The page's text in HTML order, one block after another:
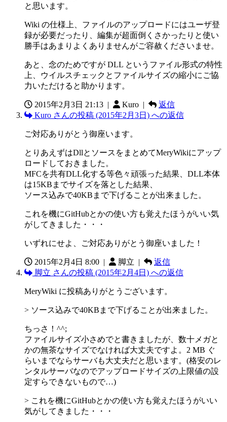
と思います。
Wiki の仕様上、ファイルのアップロードにはユーザ登
録が必要だったり、編集が超面倒くさかったりと使い
勝手はあまりよくありませんがご容赦くださいませ。
あと、念のためですが DLL というファイル形式の特性
上、ウイルスチェックとファイルサイズの縮小にご協
力いただけると助かります。
2015年2月3日 21:13 | Kuro |
返信
Kuro さんの投稿 (2015年2月3日) への返信
ご対応ありがとう御座います。
とりあえずはDllとソースをまとめてMeryWikiにアップ
ロードしておきました。
MFCを共有DLL化する等色々頑張った結果、DLL本体
は15KBまでサイズを落とした結果、
ソース込みで40KBまで下げることが出来ました。
これを機にGitHubとかの使い方も覚えたほうがいい気
がしてきました・・・
いずれにせよ、ご対応ありがとう御座いました！
2015年2月4日 8:00 | 脚立 |
返信
脚立 さんの投稿 (2015年2月4日) への返信
MeryWiki に投稿ありがとうございます。
> ソース込みで40KBまで下げることが出来ました。
ちっさ！^^;
ファイルサイズ小さめでと書きましたが、数十メガと
かの無茶なサイズでなければ大丈夫ですよ。2 MB ぐ
らいまでならサーバも大丈夫だと思います。(格安のレ
ンタルサーバなのでアップロードサイズの上限値の設
定すらできないもので…)
> これを機にGitHubとかの使い方も覚えたほうがいい
気がしてきました・・・